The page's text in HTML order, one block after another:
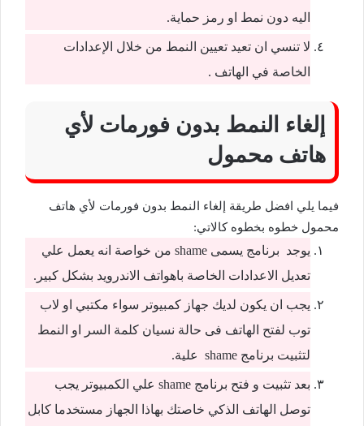
اليه دون نمط او رمز حماية.
لا تنسي ان تعيد تعيين النمط من خلال الإعدادات
الخاصة في الهاتف .
إلغاء النمط بدون فورمات لأي
هاتف محمول
فيما يلي افضل طريقة إلغاء النمط بدون فورمات لأي هاتف
محمول خطوه بخطوه كالاتي:
يوجد برنامج يسمى shame من خواصة انه يعمل علي
تعديل الاعدادات الخاصة باهواتف الاندرويد بشكل كبير.
يجب ان يكون لديك جهاز كمبيوتر سواء مكتبي او لاب
توب لفتح الهاتف فى حالة نسيان كلمة السر او النمط
لتثبيت برنامج shame علية.
بعد تثبيت و فتح برنامج shame علي الكمبيوتر يجب
توصل الهاتف الذكي خاصتك بهاذا الجهاز مستخدما كابل